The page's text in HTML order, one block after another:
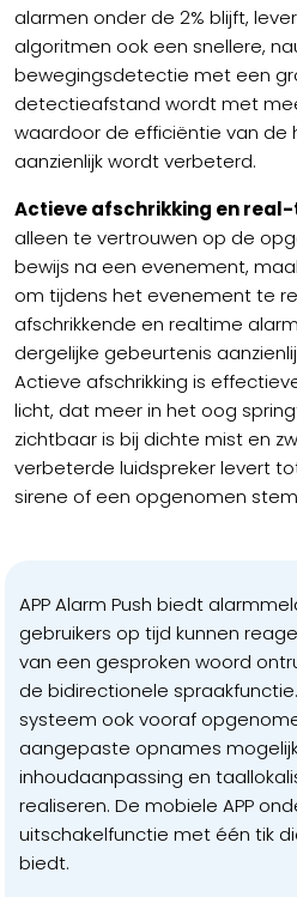
alarmen onder de 2% blijft,
algoritmen ook een snellere,
bewegingsdetectie met een
detectieafstand wordt met
waardoor de efficiëntie van de
aanzienlijk wordt verbeterd.
Actieve afschrikking en
alleen te vertrouwen op de
bewijs na een evenement,
om tijdens het evenement te
afschrikkende en realtime
dergelijke gebeurtenis
Actieve afschrikking is
licht, dat meer in het oog
zichtbaar is bij dichte mist en
verbeterde luidspreker levert
sirene of een opgenomen stem
APP Alarm Push biedt
gebruikers op tijd kunnen
van een gesproken woord
de bidirectionele
systeem ook vooraf
aangepaste opnames
inhoudaanpassing en
realiseren. De mobiele APP
uitschakelfunctie met één tik
biedt.